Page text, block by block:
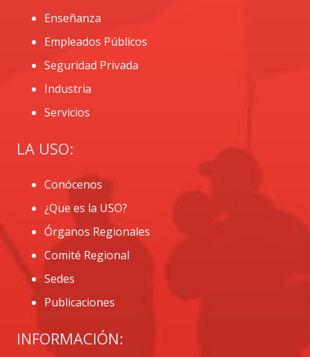
Enseñanza
Empleados Públicos
Seguridad Privada
Industria
Servicios
LA USO:
Conócenos
¿Que es la USO?
Órganos Regionales
Comité Regional
Sedes
Publicaciones
INFORMACIÓN: